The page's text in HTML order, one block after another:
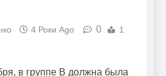
4 Роки Ago 0
1
в группе В должна была